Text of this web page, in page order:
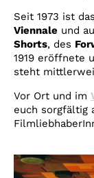
Seit 1973 ist
Viennale und
Shorts, des
1919 eröffnete
steht
Vor Ort und im
euch sorgfältig